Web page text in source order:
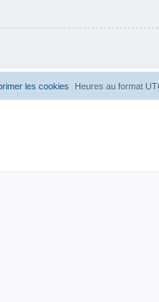
Heures au format
les cookies